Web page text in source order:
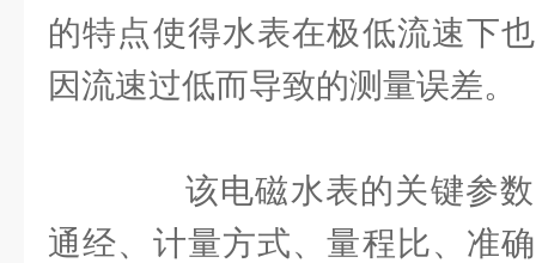
的特点使得水表在极低流速下
因流速过低而导致的测量误差。
该电磁水表的关键参数
通经、计量方式、量程比、准